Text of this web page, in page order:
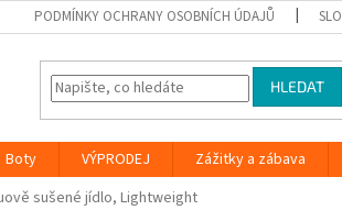
PODMÍNKY OCHRANY OSOBNÍCH ÚDAJŮ
HLEDAT
Boty VÝPRODEJ Zážitky a zábava
sušené jídlo, Lightweight